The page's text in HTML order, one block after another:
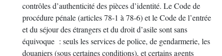
contrôles d’authenticité des pièces d’identité. Le Code de
procédure pénale (articles 78-1 à 78-6) et le Code de l’entrée
et du séjour des étrangers et du droit d’asile sont sans
équivoque : seuls les services de police, de gendarmerie, les
douaniers (sous certaines conditions), et certains agents